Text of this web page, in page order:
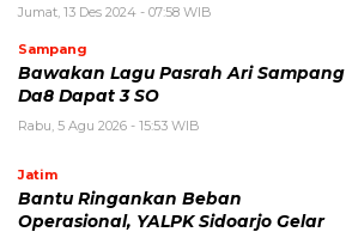
Jumat, 13 Des 2024 - 07:58 WIB
Sampang
Bawakan Lagu Pasrah Ari Sampang
Da8 Dapat 3 SO
Rabu, 5 Agu 2026 - 15:53 WIB
Jatim
Bantu Ringankan Beban
Operasional, YALPK Sidoarjo Gelar